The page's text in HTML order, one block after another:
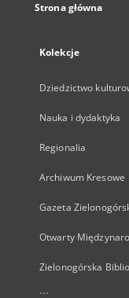
Strona główna
Kolekcje
Dziedzictwo
Nauka i dydaktyka
Regionalia
Archiwum Kresowe
Gazeta
Otwarty
Zielonogórska
...